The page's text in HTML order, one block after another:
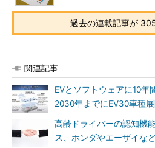
過去の連載記事が
関連記事
EVとソフトウェアに10年
2030年までにEV30車種
高齢ドライバーの認知機
ス、ホンダやエーザイな